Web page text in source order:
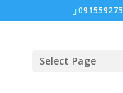
Select Page